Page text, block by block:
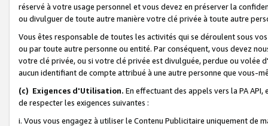
réservé à votre usage personnel et vous devez en préserver la
ou divulguer de toute autre manière votre clé privée à toute autre
Vous êtes responsable de toutes les activités qui se déroulent sous
ou par toute autre personne ou entité. Par conséquent, vous devez
votre clé privée, ou si votre clé privée est divulguée, perdue ou volée
aucun identifiant de compte attribué à une autre personne que vous-
(c) Exigences d'Utilisation. En effectuant des appels vers la PA
de respecter les exigences suivantes :
i. Vous vous engagez à utiliser le Contenu Publicitaire uniquement de